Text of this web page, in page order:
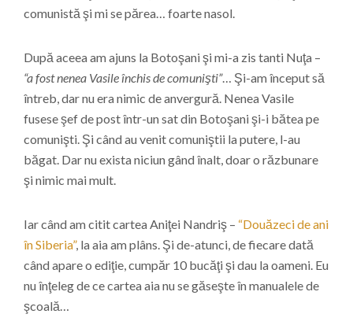
comunistă şi mi se părea… foarte nasol.
După aceea am ajuns la Botoşani şi mi-a zis tanti Nuţa –
“a fost nenea Vasile închis de comunişti”… Şi-am început să
întreb, dar nu era nimic de anvergură. Nenea Vasile
fusese şef de post într-un sat din Botoşani şi-i bătea pe
comunişti. Şi când au venit comuniştii la putere, l-au
băgat. Dar nu exista niciun gând înalt, doar o răzbunare
şi nimic mai mult.
Iar când am citit cartea Aniţei Nandriş – “Douăzeci de ani
în Siberia”, la aia am plâns. Şi de-atunci, de fiecare dată
când apare o ediţie, cumpăr 10 bucăţi şi dau la oameni. Eu
nu înţeleg de ce cartea aia nu se găseşte în manualele de
şcoală…